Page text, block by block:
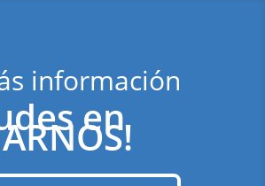
información
en